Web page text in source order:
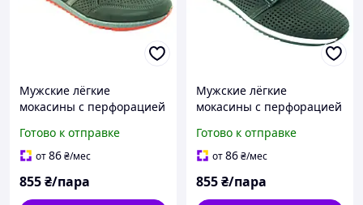
Мужские лёгкие
мокасины с перфорацией
матовые 43
Готово к отправке
от86₴/мес
855₴/пара
Мужские лёгкие
мокасины с перфорацией
матовые на белой
подошве 41
Готово к отправке
от86₴/мес
855₴/пара